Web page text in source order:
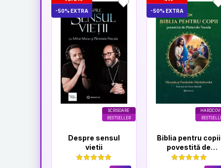
SCRISOARE
BESTSELLER
-50% EXTRA
Despre sensul
vietii
-50% EXTRA
Biblia pentru copii
povestită de
Părintele Necula